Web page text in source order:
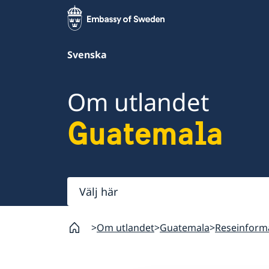
Svenska
Om utlandet
Guatemala
Välj
här
Om utlandet Guatemala